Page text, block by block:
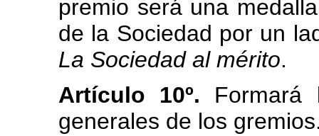
premio será una
de la Sociedad por un
La Sociedad al mérito.
Artículo 10º. Formará
generales de los